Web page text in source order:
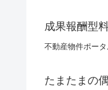
成果報酬型
不動産物件ポー
たまたまの